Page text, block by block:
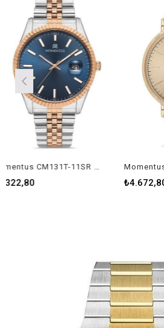
Momentus CM131T-11SR Erkek Kol Saati
₺4.672,80